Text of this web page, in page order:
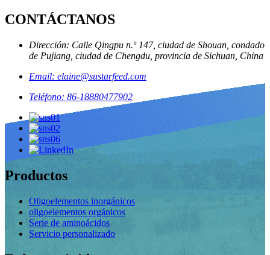
CONTÁCTANOS
Dirección: Calle Qingpu n.º 147, ciudad de Shouan, condado
de Pujiang, ciudad de Chengdu, provincia de Sichuan, China
Email: elaine@sustarfeed.com
Teléfono: 86-18880477902
Productos
Oligoelementos inorgánicos
oligoelementos orgánicos
Serie de aminoácidos
Servicio personalizado